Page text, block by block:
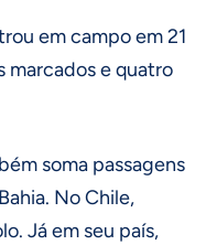
em campo em 21
marcados e quatro
soma passagens
No Chile,
Já em seu país,